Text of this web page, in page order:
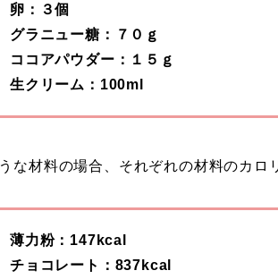
卵：３個
グラニュー糖：７０ｇ
ココアパウダー：１５ｇ
生クリーム：100ml
な材料の場合、それぞれの材料のカロ
薄力粉：147kcal
チョコレート：837kcal